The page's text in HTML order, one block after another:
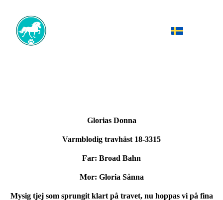
Glorias Donna
Varmblodig travhäst 18-3315
Far: Broad Bahn
Mor: Gloria Sånna
Mysig tjej som sprungit klart på travet, nu hoppas vi på fina